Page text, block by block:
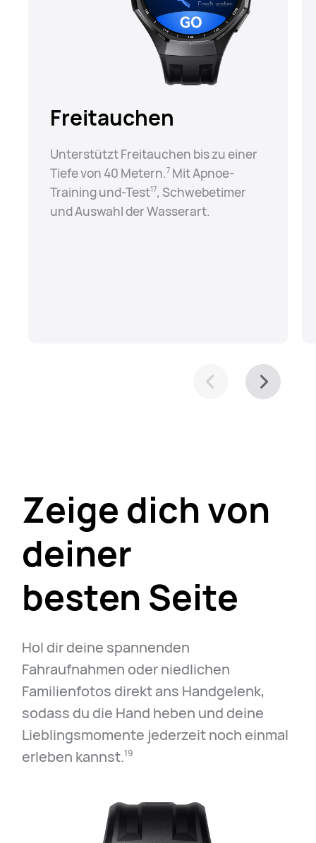
Freitauchen
Unterstützt Freitauchen bis zu einer
Tiefe von 40 Metern.⁠7Mit Apnoe-
Training und-Test⁠17, Schwebetimer
und Auswahl der Wasserart.
Zeige dich von
deiner
besten Seite
Hol dir deine spannenden
Fahraufnahmen oder niedlichen
Familienfotos direkt ans Handgelenk,
sodass du die Hand heben und deine
Lieblingsmomente jederzeit noch einmal
erleben kannst.⁠19